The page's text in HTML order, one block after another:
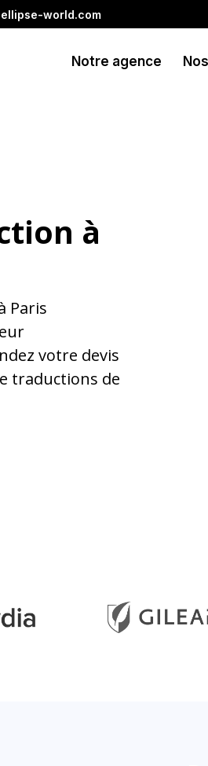
world.com
Notre agence
à
Paris
votre devis
traductions de